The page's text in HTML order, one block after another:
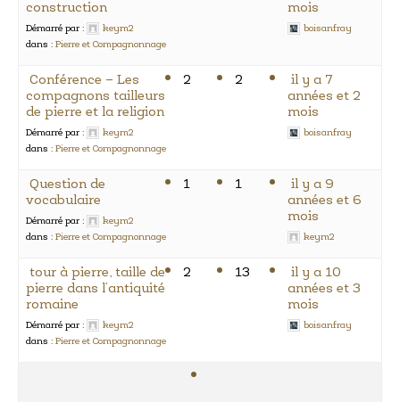
construction
Démarré par :
keym2
dans : Pierre et Compagnonnage
mois
boisanfray
Conférence – Les
compagnons tailleurs
de pierre et la religion
Démarré par :
keym2
dans : Pierre et Compagnonnage
2 2
il y a 7
années et 2
mois
boisanfray
Question de
vocabulaire
Démarré par :
keym2
dans : Pierre et Compagnonnage
1 1
il y a 9
années et 6
mois
keym2
tour à pierre, taille de
pierre dans l’antiquité
romaine
Démarré par :
keym2
dans : Pierre et Compagnonnage
2 13
il y a 10
années et 3
mois
boisanfray